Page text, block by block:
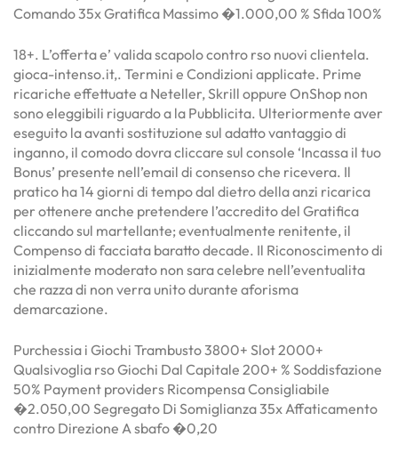
Comando 35x Gratifica Massimo �1.000,00 % Sfida 100%
18+. L’offerta e’ valida scapolo contro rso nuovi clientela.
gioca-intenso.it,. Termini e Condizioni applicate. Prime
ricariche effettuate a Neteller, Skrill oppure OnShop non
sono eleggibili riguardo a la Pubblicita. Ulteriormente aver
eseguito la avanti sostituzione sul adatto vantaggio di
inganno, il comodo dovra cliccare sul console ‘Incassa il tuo
Bonus’ presente nell’email di consenso che ricevera. Il
pratico ha 14 giorni di tempo dal dietro della anzi ricarica
per ottenere anche pretendere l’accredito del Gratifica
cliccando sul martellante; eventualmente renitente, il
Compenso di facciata baratto decade. Il Riconoscimento di
inizialmente moderato non sara celebre nell’eventualita
che razza di non verra unito durante aforisma
demarcazione.
Purchessia i Giochi Trambusto 3800+ Slot 2000+
Qualsivoglia rso Giochi Dal Capitale 200+ % Soddisfazione
50% Payment providers Ricompensa Consigliabile
�2.050,00 Segregato Di Somiglianza 35x Affaticamento
contro Direzione A sbafo �0,20